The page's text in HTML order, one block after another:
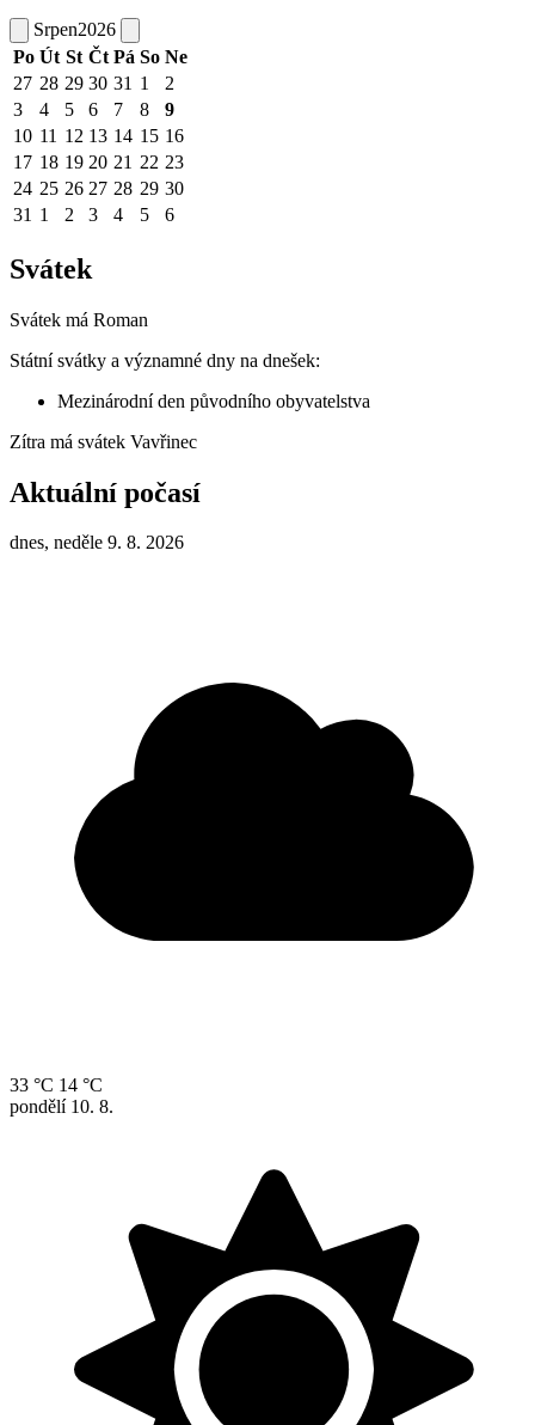
Srpen2026
Po Út St Čt Pá So Ne
27 28 29 30 31 1
2
3
4 5 6 7 8
9
10 11 12 13 14 15 16
17 18 19 20 21 22 23
24 25 26 27 28 29 30
31 1 2 3 4 5 6
Svátek
Svátek má Roman
Státní svátky a významné dny na dnešek:
Mezinárodní den původního obyvatelstva
Zítra má svátek Vavřinec
Aktuální počasí
dnes, neděle 9. 8. 2026
33 °C 14 °C
pondělí 10. 8.